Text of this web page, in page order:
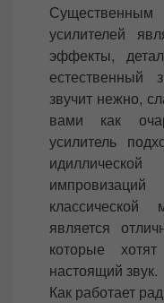
s
t
d
o
n
Существенным
усилителей
эффекты,
естественный
звучит нежно,
вами как
усилитель
классической
является
которые
настоящий звук.
Как работает